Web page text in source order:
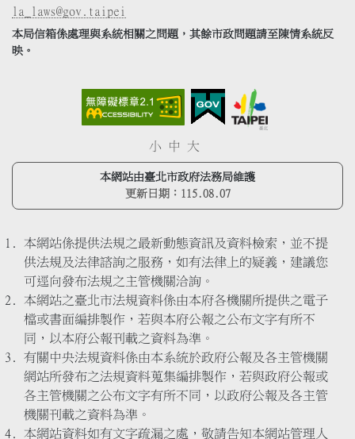
la_laws@gov.taipei
本局信箱係處理與系統相關之問題，其餘市政問題請至陳情系統反
映。
小 中 大
本網站由臺北市政府法務局維護
更新日期： 115.08.07
本網站係提供法規之最新動態資訊及資料檢索，並不提
供法規及法律諮詢之服務，如有法律上的疑義，建議您
可逕向發布法規之主管機關洽詢。
本網站之臺北市法規資料係由本府各機關所提供之電子
檔或書面編排製作，若與本府公報之公布文字有所不
同，以本府公報刊載之資料為準。
有關中央法規資料係由本系統於政府公報及各主管機關
網站所發布之法規資料蒐集編排製作，若與政府公報或
各主管機關之公布文字有所不同，以政府公報及各主管
機關刊載之資料為準。
本網站資料如有文字疏漏之處，敬請告知本網站管理人